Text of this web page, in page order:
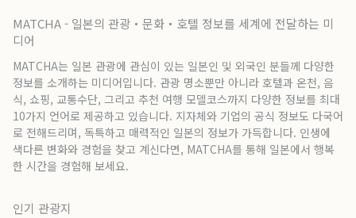
MATCHA - 일본의 관광・문화・호텔 정보를 세계에 전달하는 미
디어
MATCHA는 일본 관광에 관심이 있는 일본인 및 외국인 분들께 다양한
정보를 소개하는 미디어입니다. 관광 명소뿐만 아니라 호텔과 온천, 음
식, 쇼핑, 교통수단, 그리고 추천 여행 모델코스까지 다양한 정보를 최대
10가지 언어로 제공하고 있습니다. 지자체와 기업의 공식 정보도 다국어
로 전해드리며, 독특하고 매력적인 일본의 정보가 가득합니다. 인생에
색다른 변화와 경험을 찾고 계신다면, MATCHA를 통해 일본에서 행복
한 시간을 경험해 보세요.
인기 관광지